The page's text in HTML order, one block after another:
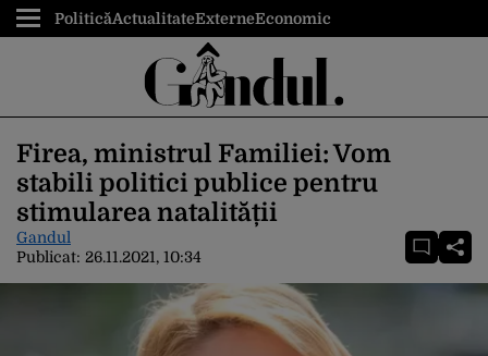
PoliticăActualitateExterneEconomic
Firea, ministrul Familiei: Vom
stabili politici publice pentru
stimularea natalității
Gandul
Publicat: 26.11.2021, 10:34